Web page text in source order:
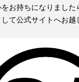
お持ちになりました
て公式サイトへお越